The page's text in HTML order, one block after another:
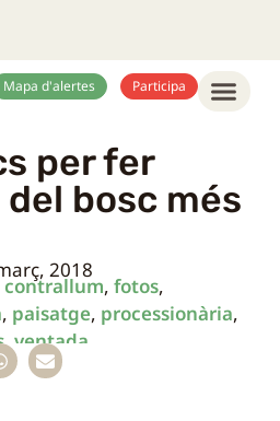
Mapa d'alertes Participa
per fer
bosc més
2018
contrallum, fotos,
, paisatge, processionària,
,ventada